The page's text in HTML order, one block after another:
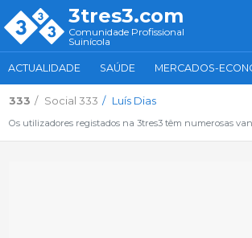
3tres3.com
Comunidade Profissional
Suinícola
ACTUALIDADE SAÚDE MERCADOS-
333 Social 333 Luís Dias
Os utilizadores registados na 3tres3 têm numerosas